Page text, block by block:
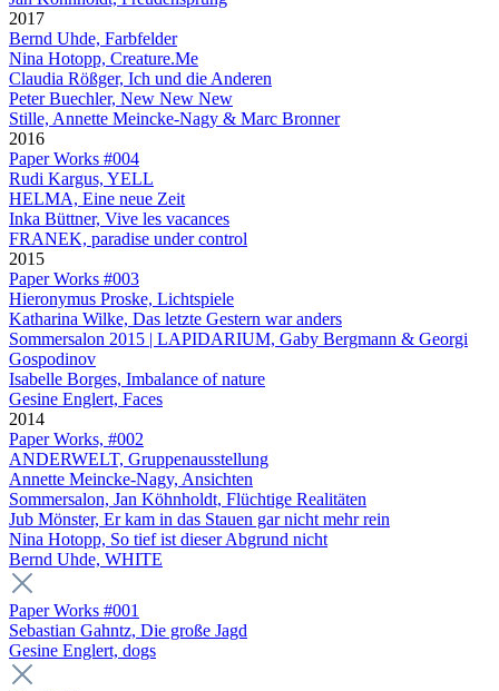
2017
Bernd Uhde, Farbfelder
Nina Hotopp, Creature.Me
Claudia Rößger, Ich und die Anderen
Peter Buechler, New New New
Stille, Annette Meincke-Nagy & Marc Bronner
2016
Paper Works #004
Rudi Kargus, YELL
HELMA, Eine neue Zeit
Inka Büttner, Vive les vacances
FRANEK, paradise under control
2015
Paper Works #003
Hieronymus Proske, Lichtspiele
Katharina Wilke, Das letzte Gestern war anders
Sommersalon 2015 | LAPIDARIUM, Gaby Bergmann & Georgi
Gospodinov
Isabelle Borges, Imbalance of nature
Gesine Englert, Faces
2014
Paper Works, #002
ANDERWELT, Gruppenausstellung
Annette Meincke-Nagy, Ansichten
Sommersalon, Jan Köhnholdt, Flüchtige Realitäten
Jub Mönster, Er kam in das Stauen gar nicht mehr rein
Nina Hotopp, So tief ist dieser Abgrund nicht
Bernd Uhde, WHITE
Paper Works #001
Sebastian Gahntz, Die große Jagd
Gesine Englert, dogs